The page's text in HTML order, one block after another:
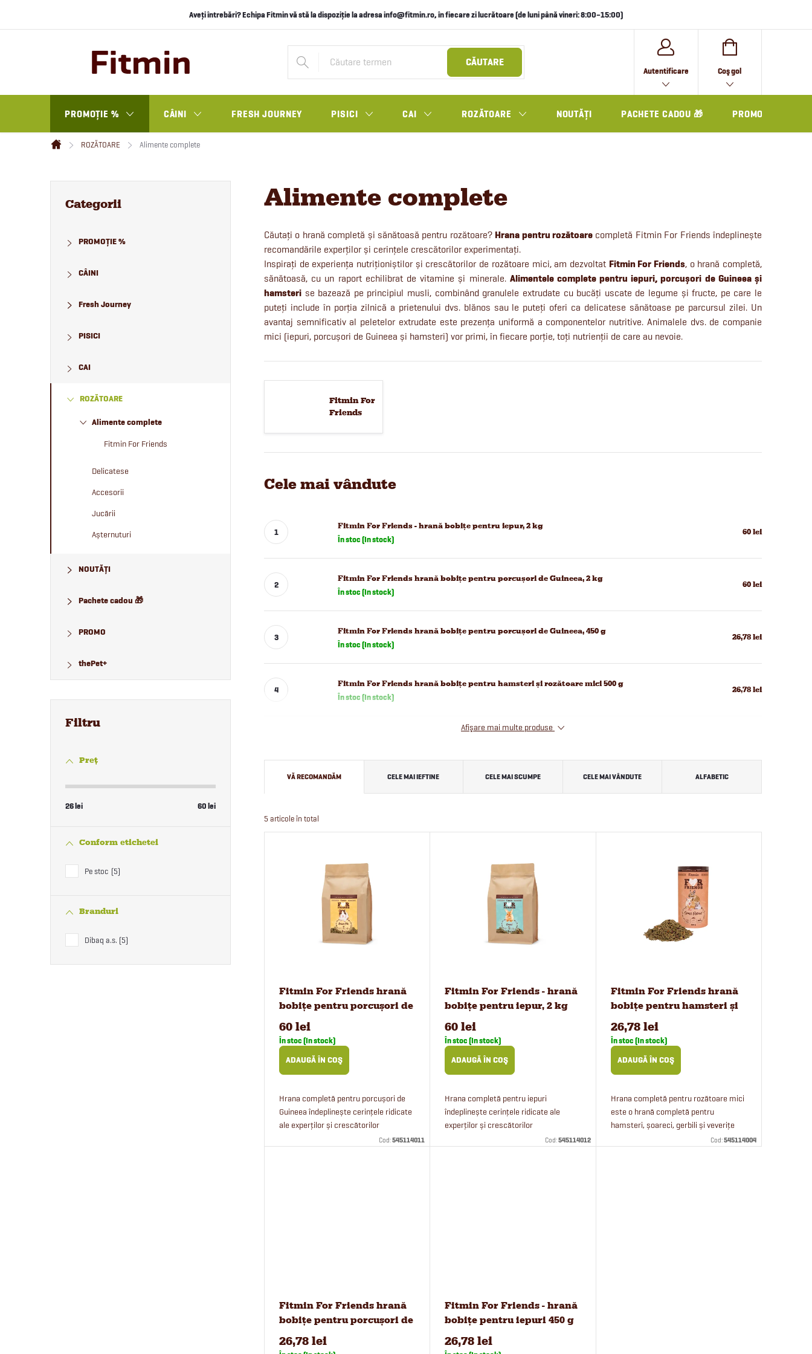
Aveți întrebări? Echipa Fitmin vă stă la dispoziție la adresa info@fitmin.ro, în fiecare zi lucrătoare (de luni până vineri: 8:00–15:00)
CĂUTARE
Autentificare
COŞ
DE
CUMPĂRĂTURI
Coş gol
PROMOȚIE % CÂINI FRESH JOURNEY PISICI CAI ROZĂTOARE NOUTĂȚI PACHETE CADOU 🎁 PROMO
Acasă
ROZĂTOARE Alimente complete
B
t
pesteCategorii
PROMOȚIE %
CÂINI
Fresh Journey
PISICI
CAI
ROZĂTOARE
Alimente complete
Fitmin For Friends
Delicatese
Accesorii
Jucării
Așternuturi
NOUTĂȚI
Pachete cadou 🎁
PROMO
thePet+
Preţ
26lei 60lei
Conform etichetei
Pe stoc 5
Branduri
Dibaq a.s. 5
Alimente complete
Căutați o hrană completă și sănătoasă pentru rozătoare? Hrana pentru rozătoare completă Fitmin For Friends îndeplinește
recomandările experților și cerințele crescătorilor experimentați.
Inspirați de experiența nutriționiștilor și crescătorilor de rozătoare mici, am dezvoltat Fitmin For Friends, o hrană completă,
sănătoasă, cu un raport echilibrat de vitamine și minerale. Alimentele complete pentru iepuri, porcușori de Guineea și
hamsteri se bazează pe principiul musli, combinând granulele extrudate cu bucăți uscate de legume și fructe, pe care le
puteți include în porția zilnică a prietenului dvs. blănos sau le puteți oferi ca delicatese sănătoase pe parcursul zilei. Un
avantaj semnificativ al peletelor extrudate este prezența uniformă a componentelor nutritive. Animalele dvs. de companie
mici (iepuri, porcușori de Guineea și hamsteri) vor primi, în fiecare porție, toți nutrienții de care au nevoie.
Fitmin For
Friends
Cele mai vândute
Fitmin For Friends - hrană bobițe pentru iepur, 2 kg
În stoc (In stock)
60 lei
Fitmin For Friends hrană bobițe pentru porcușori de Guineea, 2 kg
În stoc (In stock)
60 lei
Fitmin For Friends hrană bobițe pentru porcușori de Guineea, 450 g
În stoc (In stock)
26,78 lei
Fitmin For Friends hrană bobițe pentru hamsteri și rozătoare mici 500 g
În stoc (In stock)
26,78 lei
Afişare mai multe produse
l
VĂ RECOMANDĂM CELE MAI IEFTINE CELE MAI SCUMPE CELE MAI VÂNDUTE ALFABETIC
5 articole în total
s
Fitmin For Friends hrană
bobițe pentru porcușori de
Guineea, 2 kg
60 lei
În stoc (In stock)
ADAUGĂ ÎN COŞ
Hrana completă pentru porcușori de
Guineea îndeplinește cerințele ridicate
ale experților și crescătorilor
experimentați. Hrana pentru porcușori
Cod:545114011
Fitmin For Friends - hrană
bobițe pentru iepur, 2 kg
60 lei
În stoc (In stock)
ADAUGĂ ÎN COŞ
Hrana completă pentru iepuri
îndeplinește cerințele ridicate ale
experților și crescătorilor
experimentați. Hrana pentru iepuri
Cod:545114012
Fitmin For Friends hrană
bobițe pentru hamsteri și
rozătoare mici 500 g
26,78 lei
În stoc (In stock)
ADAUGĂ ÎN COŞ
Hrana completă pentru rozătoare mici
este o hrană completă pentru
hamsteri, șoareci, gerbili și veverițe
degu. Hrana pentru hamsteri Fitmin
Cod:545114004
Fitmin For Friends hrană
bobițe pentru porcușori de
Guineea, 450 g
26,78 lei
Fitmin For Friends - hrană
bobițe pentru iepuri 450 g
26,78 lei